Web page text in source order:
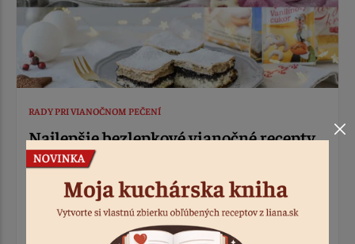
RADY PRI VIANOČNOM PEČENÍ
Najlepšie bezlepkové vianočné recepty
13.12.2021
Receptáre našich mám skrývajú skutočné kulinárske
poklady. Ich výnimočnosť sa ukrýva v malých zmenách v
recepte, ktoré si každá rodina upravila podľa svojich
chutí a preferencií. Ponúkame vám naše…